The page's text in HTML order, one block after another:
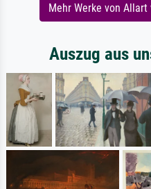
Mehr Werke von
Auszug aus